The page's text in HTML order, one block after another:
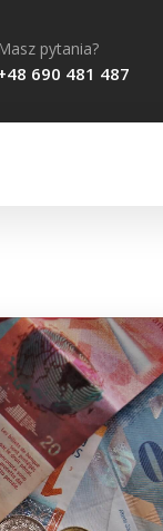
Masz pytania?
690 481 487